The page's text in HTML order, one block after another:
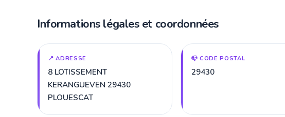
Informations légales et coordonnées
📍 ADRESSE
8 LOTISSEMENT
KERANGUEVEN 29430
PLOUESCAT
📪 CODE POSTAL
29430